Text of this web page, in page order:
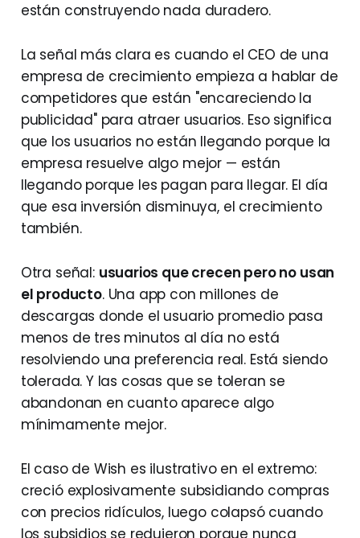
están construyendo nada duradero.
La señal más clara es cuando el CEO de una
empresa de crecimiento empieza a hablar de
competidores que están "encareciendo la
publicidad" para atraer usuarios. Eso significa
que los usuarios no están llegando porque la
empresa resuelve algo mejor — están
llegando porque les pagan para llegar. El día
que esa inversión disminuya, el crecimiento
también.
Otra señal: usuarios que crecen pero no usan
el producto. Una app con millones de
descargas donde el usuario promedio pasa
menos de tres minutos al día no está
resolviendo una preferencia real. Está siendo
tolerada. Y las cosas que se toleran se
abandonan en cuanto aparece algo
mínimamente mejor.
El caso de Wish es ilustrativo en el extremo:
creció explosivamente subsidiando compras
con precios ridículos, luego colapsó cuando
los subsidios se redujeron porque nunca